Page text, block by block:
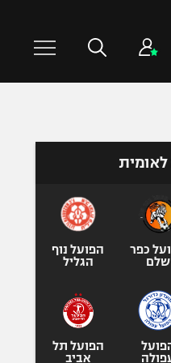
אולימפי
לאומית
כפר
שלם
הפועל נוף
הגליל
הפועל תל
אביב